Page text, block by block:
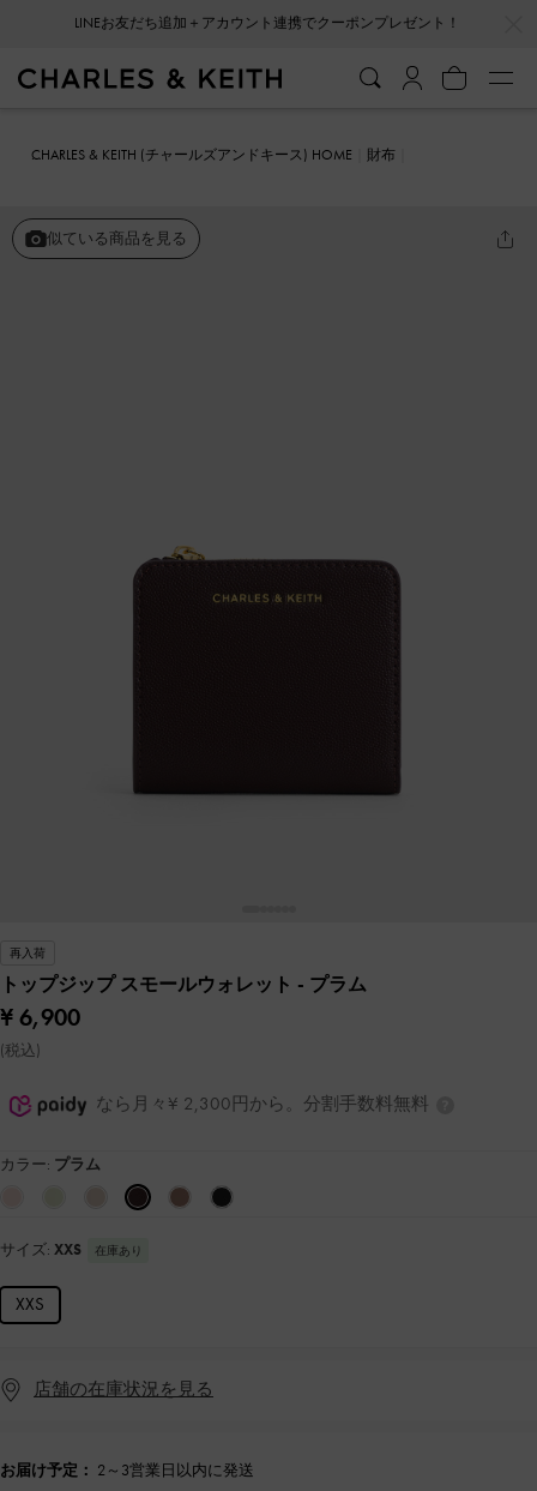
会員登録＋ニュースレター登録で10%OFFクーポンプレゼント！
CHARLES & KEITH (チャールズアンドキース) HOME
財布
似ている商品を見る
再入荷
トップジップ スモールウォレット - プラム
¥ 6,900
(税込)
なら月々¥ 2,300円から。分割手数料無料
カラー: プラム
サイズ: XXS 在庫あり
XXS
店舗の在庫状況を見る
お届け予定： 2～3営業日以内に発送